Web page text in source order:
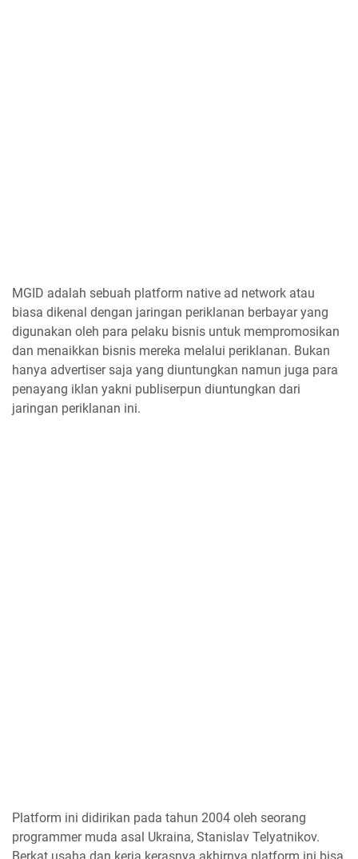
MGID adalah sebuah platform native ad network atau
biasa dikenal dengan jaringan periklanan berbayar yang
digunakan oleh para pelaku bisnis untuk mempromosikan
dan menaikkan bisnis mereka melalui periklanan. Bukan
hanya advertiser saja yang diuntungkan namun juga para
penayang iklan yakni publiserpun diuntungkan dari
jaringan periklanan ini.
Platform ini didirikan pada tahun 2004 oleh seorang
programmer muda asal Ukraina, Stanislav Telyatnikov.